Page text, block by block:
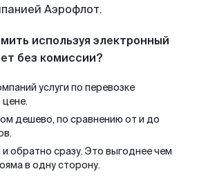
Аэрофлот.
используя электронный
без комиссии?
услуги по перевозке
дешево, по сравнению от и до
обратно сразу. Это выгоднее чем
в одну сторону.